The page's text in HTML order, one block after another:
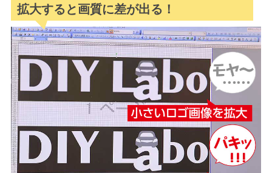
拡大すると画質に差が出る！